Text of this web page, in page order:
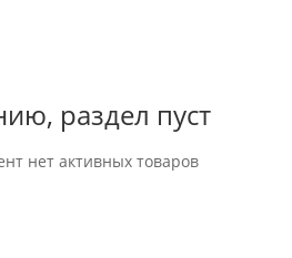
раздел пуст
нет активных товаров